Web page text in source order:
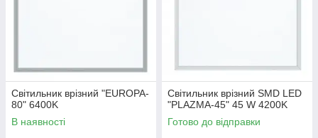
Світильник врізний "EUROPA-
80" 6400K
В наявності
Світильник врізний SMD LED
"PLAZMA-45" 45 W 4200K
Готово до відправки